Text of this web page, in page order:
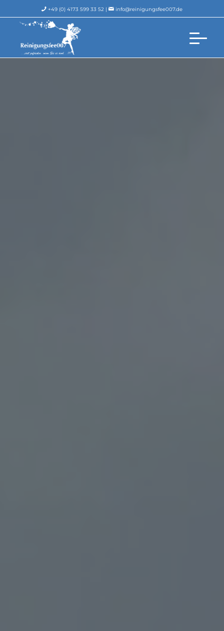
+49 (0) 4173 599 33 52 | info@reinigungsfee007.de